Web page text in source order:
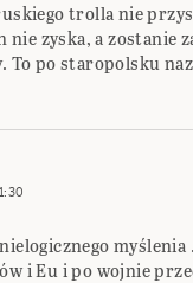
trolla nie
nie zyska, a zostanie
po staropolsku
myślenia
i Eu i po wojnie